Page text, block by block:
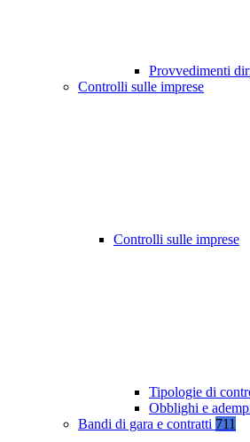
Provvedimenti
Controlli sulle imprese
Controlli sulle imprese
Tipologie di
Obblighi e
Bandi di gara e contratti 711